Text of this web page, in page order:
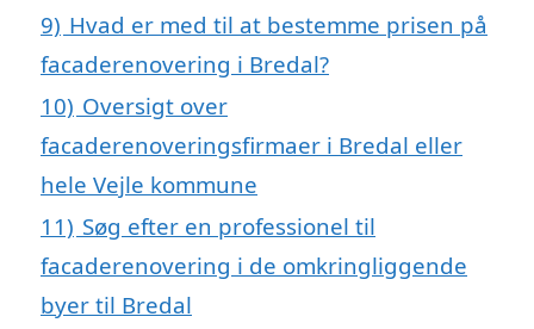
9) Hvad er med til at bestemme prisen på
facaderenovering i Bredal?
10) Oversigt over
facaderenoveringsfirmaer i Bredal eller
hele Vejle kommune
11) Søg efter en professionel til
facaderenovering i de omkringliggende
byer til Bredal